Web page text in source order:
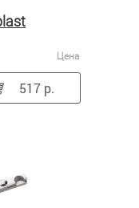
Цена
517 р.